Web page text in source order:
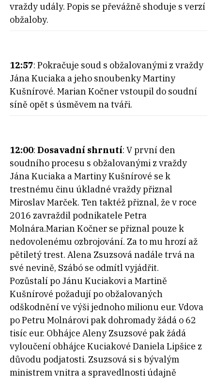
vraždy udály. Popis se převážně shoduje s verzí
obžaloby.
12:57: Pokračuje soud s obžalovanými z vraždy
Jána Kuciaka a jeho snoubenky Martiny
Kušnírové. Marian Kočner vstoupil do soudní
síně opět s úsměvem na tváři.
12:00: Dosavadní shrnutí: V první den
soudního procesu s obžalovanými z vraždy
Jána Kuciaka a Martiny Kušnírové se k
trestnému činu úkladné vraždy přiznal
Miroslav Marček. Ten taktéž přiznal, že v roce
2016 zavraždil podnikatele Petra
Molnára.Marian Kočner se přiznal pouze k
nedovolenému ozbrojování. Za to mu hrozí až
pětiletý trest. Alena Zsuzsová nadále trvá na
své nevině, Szábó se odmítl vyjádřit.
Pozůstalí po Jánu Kuciakovi a Martině
Kušnírové požadují po obžalovaných
odškodnění ve výši jednoho milionu eur. Vdova
po Petru Molnárovi pak dohromady žádá o 62
tisíc eur. Obhájce Aleny Zsuzsové pak žádá
vyloučení obhájce Kuciakové Daniela Lipšice z
důvodu podjatosti. Zsuzsová si s bývalým
ministrem vnitra a spravedlnosti údajně